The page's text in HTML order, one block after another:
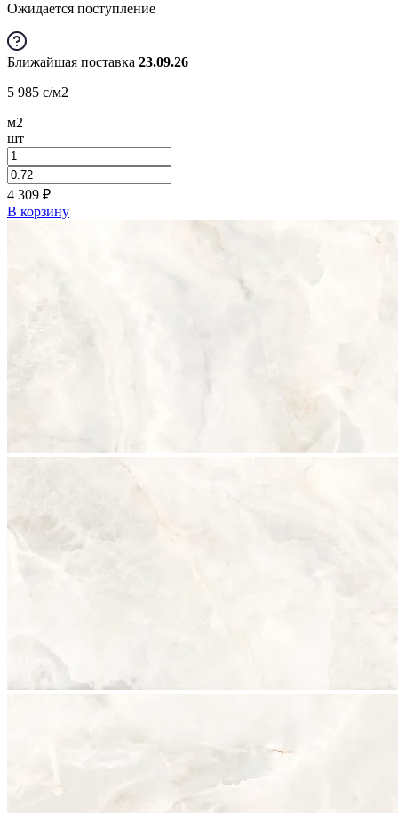
Ожидается поступление
Ближайшая поставка 23.09.26
5 985 c/м2
м2
шт
4 309 ₽
В корзину